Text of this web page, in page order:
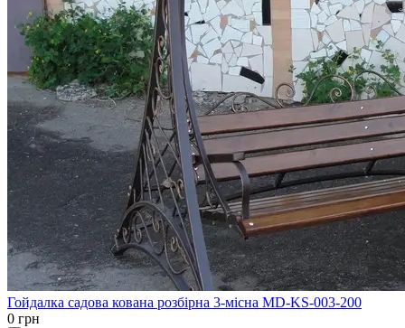
Гойдалка садова кована розбірна 3-місна MD-KS-003-200
0 грн